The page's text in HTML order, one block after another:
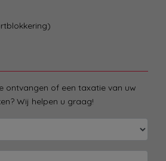
ontvangen of een taxatie van uw
Wij helpen u graag!